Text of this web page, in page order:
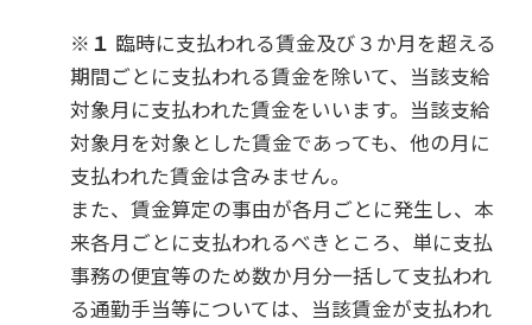
※１ 臨時に支払われる賃金及び３か月を超える
期間ごとに支払われる賃金を除いて、当該支給
対象月に支払われた賃金をいいます。当該支給
対象月を対象とした賃金であっても、他の月に
支払われた賃金は含みません。
また、賃金算定の事由が各月ごとに発生し、本
来各月ごとに支払われるべきところ、単に支払
事務の便宜等のため数か月分一括して支払われ
る通勤手当等については、当該賃金が支払われ